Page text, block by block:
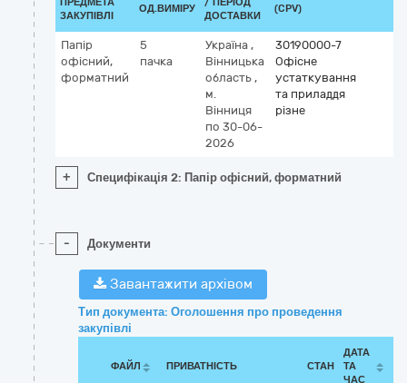
ЗАКУПІВЛІ
ОД.ВИМІРУ
ДОСТАВКИ
(CPV)
Папір
офісний,
форматний
5
пачка
Україна ,
Вінницька
область ,
м.
Вінниця
по 30-06-
2026
30190000-7
Офісне
устаткування
та приладдя
різне
+ Специфікація 2: Папір офісний, форматний
- Документи
Завантажити архівом
Тип документа: Оголошення про проведення
закупівлі
ФАЙЛ ПРИВАТНІСТЬ СТАН
ДАТА
ТА
ЧАС